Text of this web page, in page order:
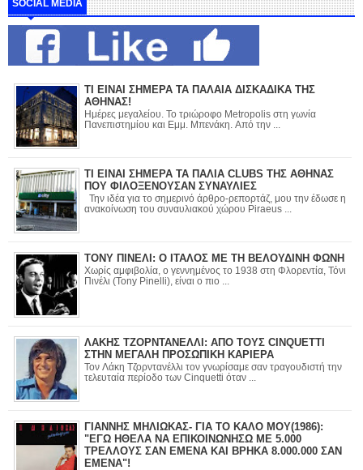
SOCIAL MEDIA
ΤΙ ΕΙΝΑΙ ΣΗΜΕΡΑ ΤΑ ΠΑΛΑΙΑ ΔΙΣΚΑΔΙΚΑ ΤΗΣ
ΑΘΗΝΑΣ!
Ημέρες μεγαλείου. Το τριώροφο Metropolis στη γωνία
Πανεπιστημίου και Εμμ. Μπενάκη. Από την ...
ΤΙ ΕΙΝΑΙ ΣΗΜΕΡΑ ΤΑ ΠΑΛΙΑ CLUBS ΤΗΣ ΑΘΗΝΑΣ
ΠΟΥ ΦΙΛΟΞΕΝΟΥΣΑΝ ΣΥΝΑΥΛΙΕΣ
Την ιδέα για το σημερινό άρθρο-ρεπορτάζ, μου την έδωσε η
ανακοίνωση του συναυλιακού χώρου Piraeus ...
ΤΟΝΥ ΠΙΝΕΛΙ: Ο ΙΤΑΛΟΣ ΜΕ ΤΗ ΒΕΛΟΥΔΙΝΗ ΦΩΝΗ
Χωρίς αμφιβολία, ο γεννημένος το 1938 στη Φλορεντία, Τόνι
Πινέλι (Tony Pinelli), είναι ο πιο ...
ΛΑΚΗΣ ΤΖΟΡΝΤΑΝΕΛΛΙ: ΑΠΟ ΤΟΥΣ CINQUETTI
ΣΤΗΝ ΜΕΓΑΛΗ ΠΡΟΣΩΠΙΚΗ ΚΑΡΙΕΡΑ
Τον Λάκη Τζορντανέλλι τον γνωρίσαμε σαν τραγουδιστή την
τελευταία περίοδο των Cinquetti όταν ...
ΓΙΑΝΝΗΣ ΜΗΛΙΩΚΑΣ- ΓΙΑ ΤΟ ΚΑΛΟ ΜΟΥ(1986):
"ΕΓΩ ΗΘΕΛΑ ΝΑ ΕΠΙΚΟΙΝΩΝΗΣΩ ΜΕ 5.000
ΤΡΕΛΛΟΥΣ ΣΑΝ ΕΜΕΝΑ ΚΑΙ ΒΡΗΚΑ 8.000.000 ΣΑΝ
ΕΜΕΝΑ"!